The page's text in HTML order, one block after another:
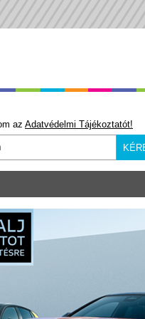
az Adatvédelmi Tájékoztatót!